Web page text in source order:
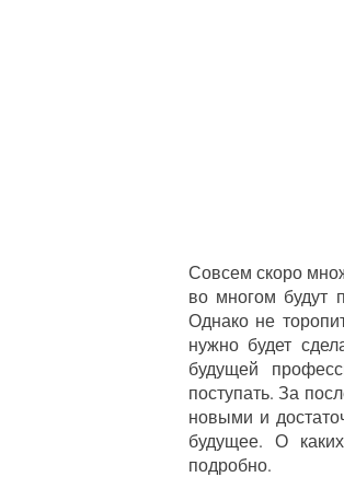
Совсем скоро
во многом будут
Однако не
нужно будет
будущей
поступать. За
новыми и
будущее. О
подробно.